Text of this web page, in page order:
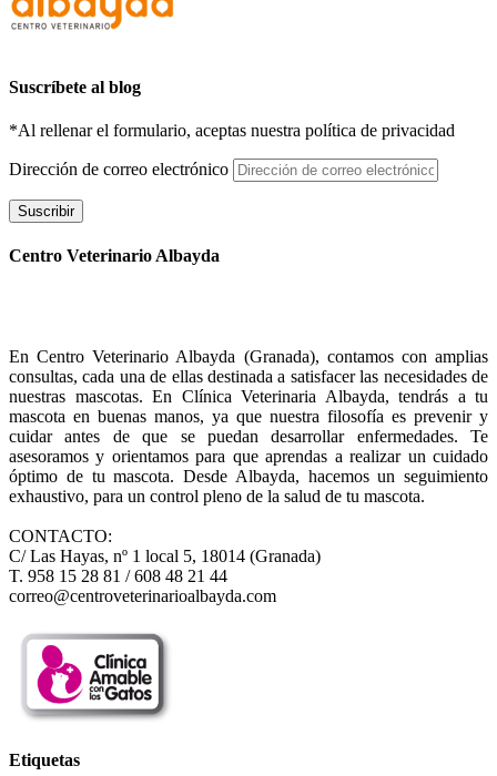
Suscríbete al blog
*Al rellenar el formulario, aceptas nuestra política de privacidad
Dirección de correo electrónico
Suscribir
Centro Veterinario Albayda
En Centro Veterinario Albayda (Granada), contamos con amplias
consultas, cada una de ellas destinada a satisfacer las necesidades de
nuestras mascotas. En Clínica Veterinaria Albayda, tendrás a tu
mascota en buenas manos, ya que nuestra filosofía es prevenir y
cuidar antes de que se puedan desarrollar enfermedades. Te
asesoramos y orientamos para que aprendas a realizar un cuidado
óptimo de tu mascota. Desde Albayda, hacemos un seguimiento
exhaustivo, para un control pleno de la salud de tu mascota.
CONTACTO:
C/ Las Hayas, nº 1 local 5, 18014 (Granada)
T. 958 15 28 81 / 608 48 21 44
correo@centroveterinarioalbayda.com
Etiquetas